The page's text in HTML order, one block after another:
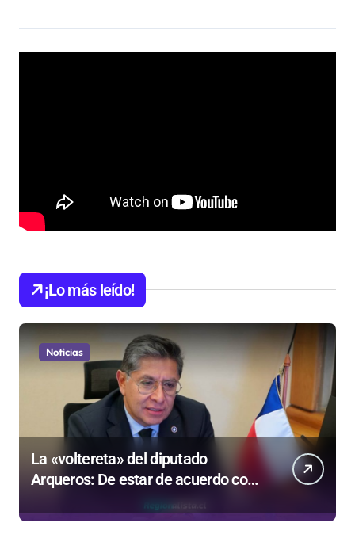
¡Lo más leído!
Noticias
La «voltereta» del diputado
Arqueros: De estar de acuerdo con
privatizar Codelco a defender una
empresa 100% estatal